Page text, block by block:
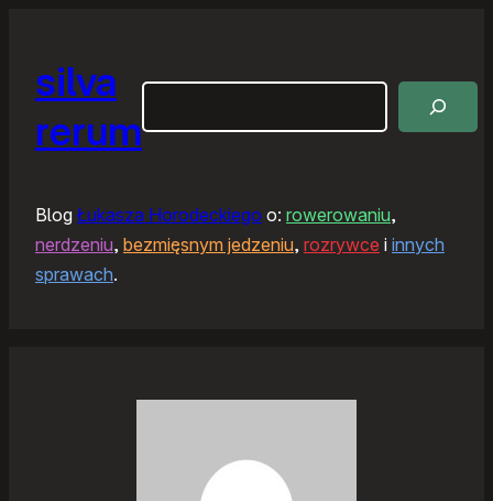
silva
rerum
Blog Łukasza Horodeckiego o: rowerowaniu,
nerdzeniu, bezmięsnym jedzeniu, rozrywce i innych
sprawach.